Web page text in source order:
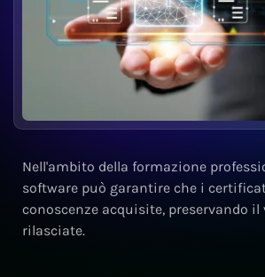
Nell'ambito della formazione
software può garantire che i
conoscenze acquisite, preservando
rilasciate.